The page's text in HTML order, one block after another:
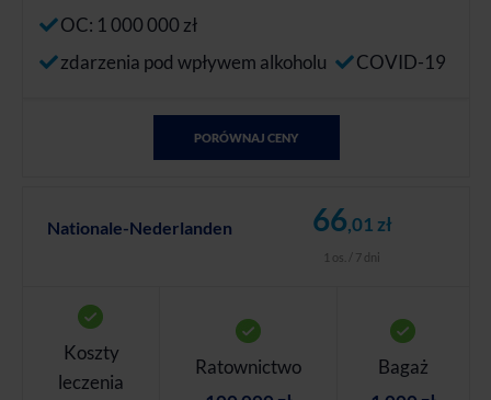
OC: 1 000 000 zł
zdarzenia pod wpływem alkoholu
COVID-19
PORÓWNAJ CENY
Nationale-Nederlanden 66,01 zł
1 os. / 7 dni
Koszty
leczenia
Ratownictwo
Bagaż